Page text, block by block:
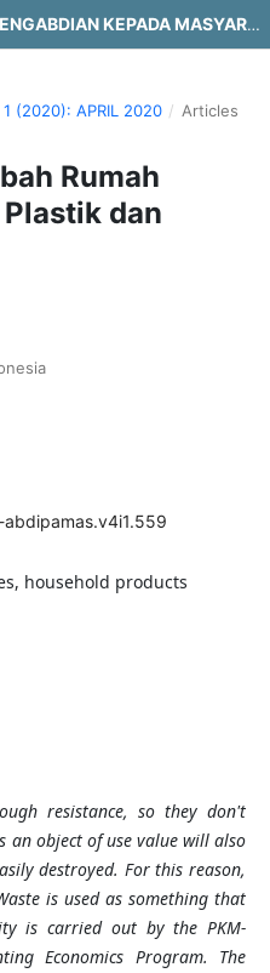
J-ABDIPAMAS (JURNAL PENGABDIAN KEPADA MASYARAKAT)
(2020): APRIL 2020 / Articles
Rumah
dan
household products
resistance, so they don't
an object of use value will also
destroyed. For this reason,
is used as something that
is carried out by the PKM-
Economics Program. The